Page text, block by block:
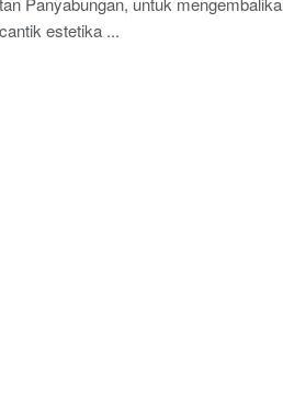
estetika ...